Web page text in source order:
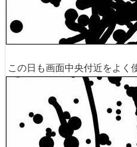
この日も画面中央付近をよく